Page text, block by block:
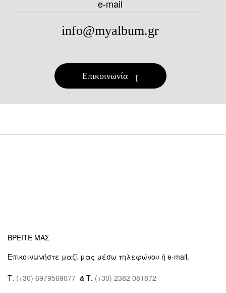
e-mail
info@myalbum.gr
Επικοινωνία
ΒΡΕΙΤΕ ΜΑΣ
Επικοινωνήστε μαζί μας μέσω τηλεφώνου ή e-mail.
Τ. (+30) 6979569077 & Τ. (+30) 2382 081872